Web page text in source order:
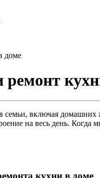
доме
ремонт
семьи, включая
на весь день.
кухни в доме